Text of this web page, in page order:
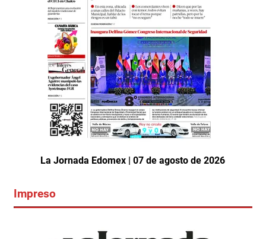
La Jornada Edomex | 07 de agosto de 2026
Impreso